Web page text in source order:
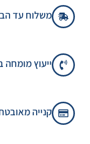
משלוח עד
ייעוץ מומחה
קנייה